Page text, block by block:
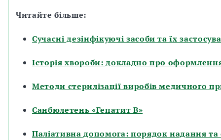
Читайте більше:
Сучасні дезінфікуючі засоби та їх
Історія хвороби: докладно про
Методи стерилізації виробів медичного
Санбюлетень «Гепатит В»
Паліативна допомога: порядок надання та